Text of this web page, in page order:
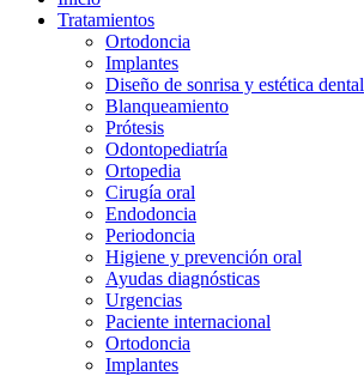
Tratamientos
Ortodoncia
Implantes
Diseño de sonrisa y estética dental
Blanqueamiento
Prótesis
Odontopediatría
Ortopedia
Cirugía oral
Endodoncia
Periodoncia
Higiene y prevención oral
Ayudas diagnósticas
Urgencias
Paciente internacional
Ortodoncia
Implantes